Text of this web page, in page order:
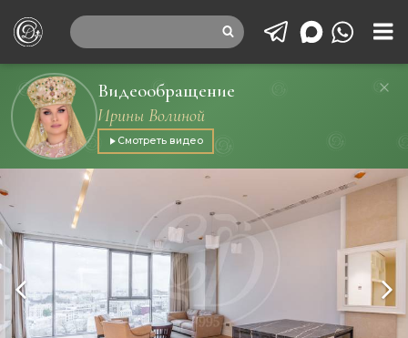
Видеообращение
Ирины Волиной
Смотреть видео